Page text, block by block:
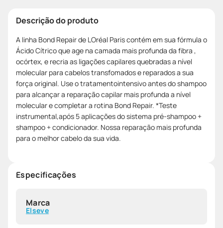
Descrição do produto
A linha Bond Repair de LOréal Paris contém em sua fórmula o
Ácido Cítrico que age na camada mais profunda da fibra ,
ocórtex, e recria as ligações capilares quebradas a nível
molecular para cabelos transfomados e reparados a sua
força original. Use o tratamentointensivo antes do shampoo
para alcançar a reparação capilar mais profunda a nível
molecular e completar a rotina Bond Repair. *Teste
instrumental,após 5 aplicações do sistema pré-shampoo +
shampoo + condicionador. Nossa reparação mais profunda
para o melhor cabelo da sua vida.
Especificações
Marca
Elseve